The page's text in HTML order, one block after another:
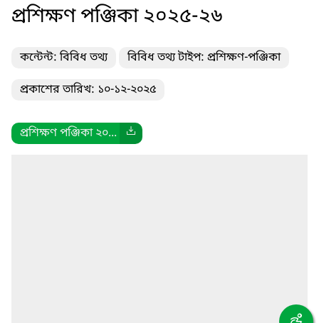
প্রশিক্ষণ পঞ্জিকা ২০২৫-২৬
কন্টেন্ট: বিবিধ তথ্য বিবিধ তথ্য টাইপ: প্রশিক্ষণ-পঞ্জিকা
প্রকাশের তারিখ: ১০-১২-২০২৫
প্রশিক্ষণ পঞ্জিকা ২০...